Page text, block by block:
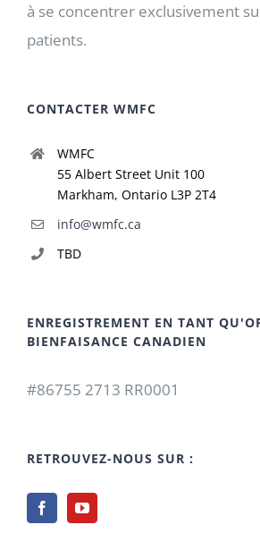
à se concentrer exclusivement
patients.
CONTACTER WMFC
WMFC
55 Albert Street Unit 100
Markham, Ontario L3P 2T4
info@wmfc.ca
TBD
ENREGISTREMENT EN TANT
BIENFAISANCE CANADIEN
#86755 2713 RR0001
RETROUVEZ-NOUS SUR :